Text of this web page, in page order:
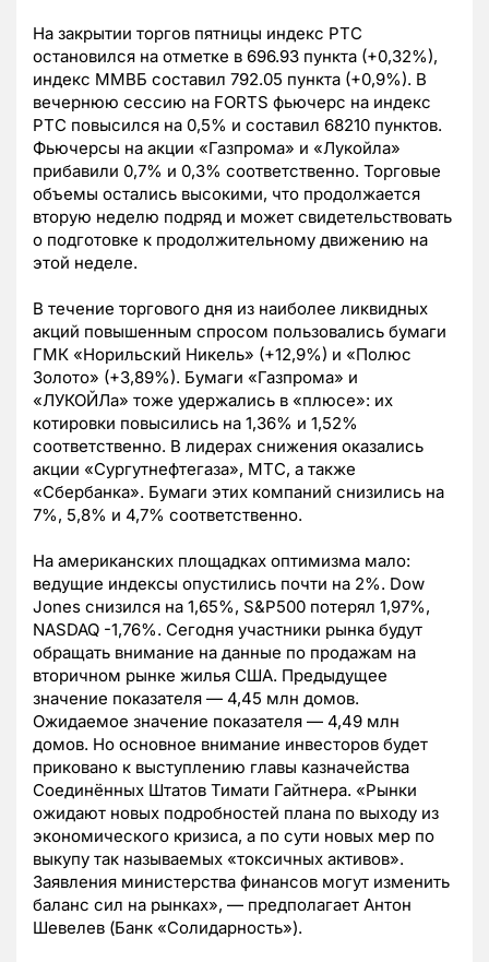
На закрытии торгов пятницы индекс РТС
остановился на отметке в 696.93 пункта (+0,32%),
индекс ММВБ составил 792.05 пункта (+0,9%). В
вечернюю сессию на FORTS фьючерс на индекс
РТС повысился на 0,5% и составил 68210 пунктов.
Фьючерсы на акции «Газпрома» и «Лукойла»
прибавили 0,7% и 0,3% соответственно. Торговые
объемы остались высокими, что продолжается
вторую неделю подряд и может свидетельствовать
о подготовке к продолжительному движению на
этой неделе.
В течение торгового дня из наиболее ликвидных
акций повышенным спросом пользовались бумаги
ГМК «Норильский Никель» (+12,9%) и «Полюс
Золото» (+3,89%). Бумаги «Газпрома» и
«ЛУКОЙЛа» тоже удержались в «плюсе»: их
котировки повысились на 1,36% и 1,52%
соответственно. В лидерах снижения оказались
акции «Сургутнефтегаза», МТС, а также
«Сбербанка». Бумаги этих компаний снизились на
7%, 5,8% и 4,7% соответственно.
На американских площадках оптимизма мало:
ведущие индексы опустились почти на 2%. Dow
Jones снизился на 1,65%, S&P500 потерял 1,97%,
NASDAQ -1,76%. Сегодня участники рынка будут
обращать внимание на данные по продажам на
вторичном рынке жилья США. Предыдущее
значение показателя — 4,45 млн домов.
Ожидаемое значение показателя — 4,49 млн
домов. Но основное внимание инвесторов будет
приковано к выступлению главы казначейства
Соединённых Штатов Тимати Гайтнера. «Рынки
ожидают новых подробностей плана по выходу из
экономического кризиса, а по сути новых мер по
выкупу так называемых «токсичных активов».
Заявления министерства финансов могут изменить
баланс сил на рынках», — предполагает Антон
Шевелев (Банк «Солидарность»).